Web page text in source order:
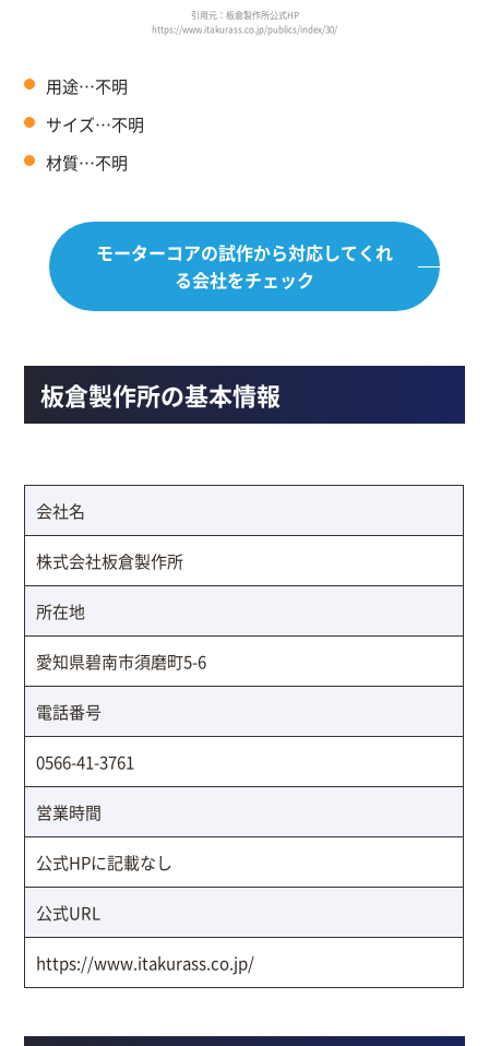
引用元：板倉製作所公式HP
https://www.itakurass.co.jp/publics/index/30/
用途…不明
サイズ…不明
材質…不明
モーターコアの試作から対応してくれ
る会社をチェック
板倉製作所の基本情報
会社名
株式会社板倉製作所
所在地
愛知県碧南市須磨町5-6
電話番号
0566-41-3761
営業時間
公式HPに記載なし
公式URL
https://www.itakurass.co.jp/